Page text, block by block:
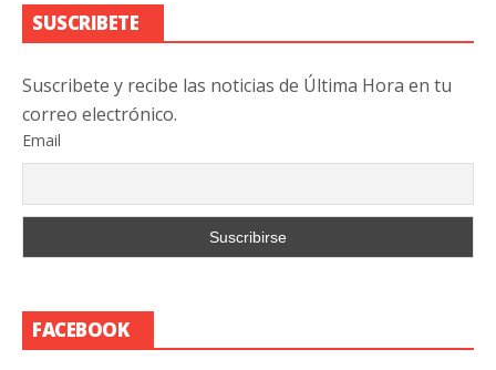
SUSCRIBETE
Suscribete y recibe las noticias de Última Hora en tu
correo electrónico.
Email
FACEBOOK